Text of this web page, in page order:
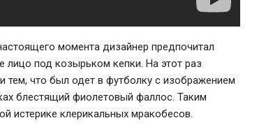
момента дизайнер предпочитал
лицо под козырьком кепки. На этот раз
что был одет в футболку с изображением
блестящий фиолетовый фаллос. Таким
истерике клерикальных мракобесов.